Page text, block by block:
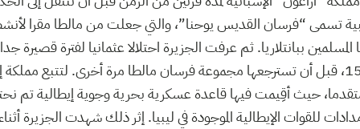
تسمى “فرسان القديس يوحنا”، والتي جعلت من مالطا مقرا
ببانتلاريا. ثم عرفت الجزيرة احتلالا عثمانيا لفترة قصيرة
حيث أقِيمت فيها قاعدة عسكرية بحرية وجوية إيطالية تم
للقوات الإيطالية الموجودة في ليبيا. إثر ذلك شهدت الجزيرة أثناء